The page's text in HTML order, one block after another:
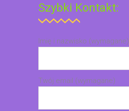
Szybki Kontakt:
Imię i nazwisko (wymagane)
Twój email (wymagane)